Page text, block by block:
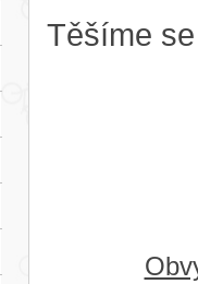
Těšíme